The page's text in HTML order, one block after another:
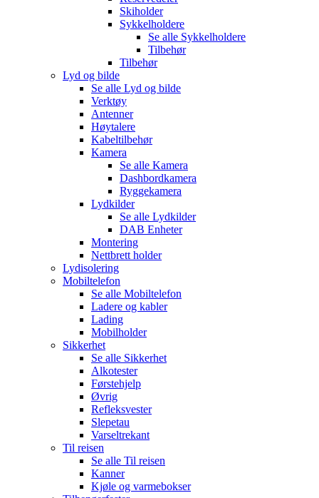
Skiholder
Sykkelholdere
Se alle Sykkelholdere
Tilbehør
Tilbehør
Lyd og bilde
Se alle Lyd og bilde
Verktøy
Antenner
Høytalere
Kabeltilbehør
Kamera
Se alle Kamera
Dashbordkamera
Ryggekamera
Lydkilder
Se alle Lydkilder
DAB Enheter
Montering
Nettbrett holder
Lydisolering
Mobiltelefon
Se alle Mobiltelefon
Ladere og kabler
Lading
Mobilholder
Sikkerhet
Se alle Sikkerhet
Alkotester
Førstehjelp
Øvrig
Refleksvester
Slepetau
Varseltrekant
Til reisen
Se alle Til reisen
Kanner
Kjøle og varmebokser